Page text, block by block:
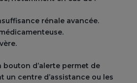
rénale avancée.
bouton d’alerte permet de
un centre d’assistance ou les